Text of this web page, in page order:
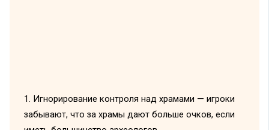
1. Игнорирование контроля над храмами — игроки
забывают, что за храмы дают больше очков, если